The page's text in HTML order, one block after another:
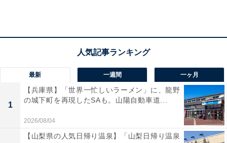
「私はアヤシイと思ったとき、夫の手帳、財布、スマホ
ない場所のコンビニのレシートが出てきました。しかも
スイーツとか花とか、家には持ち帰ってないものを買っ
ている。女に決まってるじゃないですか。レシートつき
つけてとっちめてやりました」
最新 一週間 一ヶ月
1
【兵庫県】「世界一忙しいラーメン」に、龍野
の城下町を再現したSAも。山陽自動車道...
2026/08/04
【山梨県の人気日帰り温泉】「山梨日帰り温泉